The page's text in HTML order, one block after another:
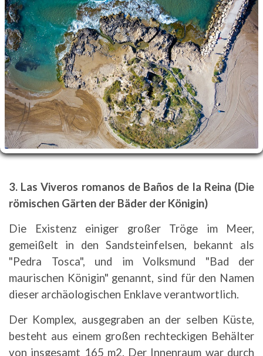
3. Las Viveros romanos de Baños de la Reina (Die
römischen Gärten der Bäder der Königin)
Die Existenz einiger großer Tröge im Meer,
gemeißelt in den Sandsteinfelsen, bekannt als
"Pedra Tosca", und im Volksmund "Bad der
maurischen Königin" genannt, sind für den Namen
dieser archäologischen Enklave verantwortlich.
Der Komplex, ausgegraben an der selben Küste,
besteht aus einem großen rechteckigen Behälter
von insgesamt 165 m2. Der Innenraum war durch